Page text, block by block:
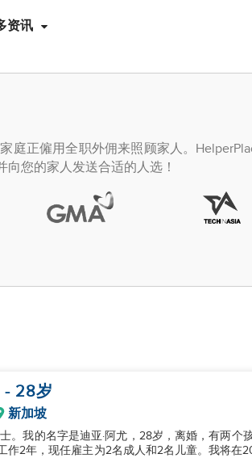
资讯
庭正僱用全职外佣来照顾家人。
您的家人发送合适的人选！
- 28岁
新加坡
。我的名字是迪亚·阿尤，28岁，离婚，有两个
作2年，现任雇主为2名成人和2名儿童。我将在